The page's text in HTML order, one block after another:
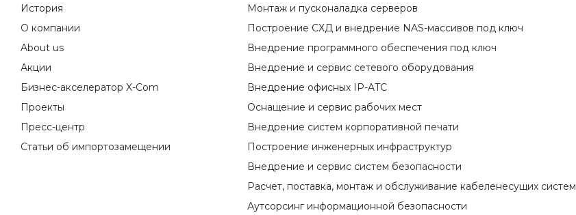
История
О компании
About us
Акции
Бизнес-акселератор X-Com
Проекты
Пресс-центр
Статьи об импортозамещении
Монтаж и пусконаладка серверов
Построение СХД и внедрение NAS-массивов под ключ
Внедрение программного обеспечения под ключ
Внедрение и сервис сетевого оборудования
Внедрение офисных IP-ATC
Оснащение и сервис рабочих мест
Внедрение систем корпоративной печати
Построение инженерных инфраструктур
Внедрение и сервис систем безопасности
Расчет, поставка, монтаж и обслуживание кабеленесущих систем
Аутсорсинг информационной безопасности